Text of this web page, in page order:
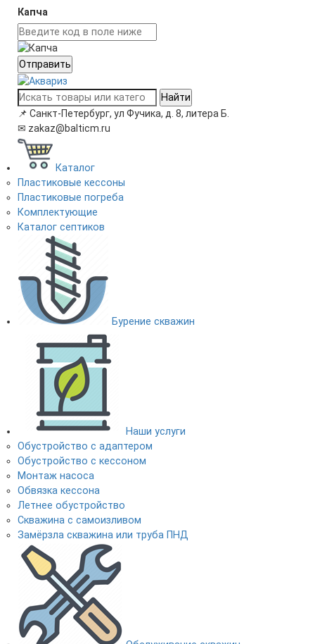
Капча
Отправить
Найти
📌 Санкт-Петербург, ул Фучика, д. 8, литера Б.
✉ zakaz@balticm.ru
Каталог
Пластиковые кессоны
Пластиковые погреба
Комплектующие
Каталог септиков
Бурение скважин
Наши услуги
Обустройство с адаптером
Обустройство с кессоном
Монтаж насоса
Обвязка кессона
Летнее обустройство
Скважина с самоизливом
Замёрзла скважина или труба ПНД